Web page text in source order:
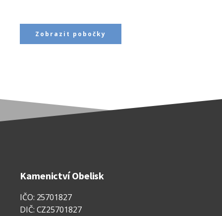
Zobrazit pobočky
Kamenictví Obelisk
IČO: 25701827
DIČ: CZ25701827